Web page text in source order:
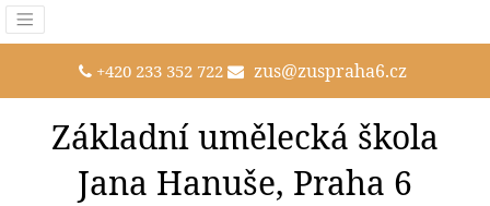
+420 233 352 722 zus@zuspraha6.cz
Základní umělecká škola
Jana Hanuše, Praha 6